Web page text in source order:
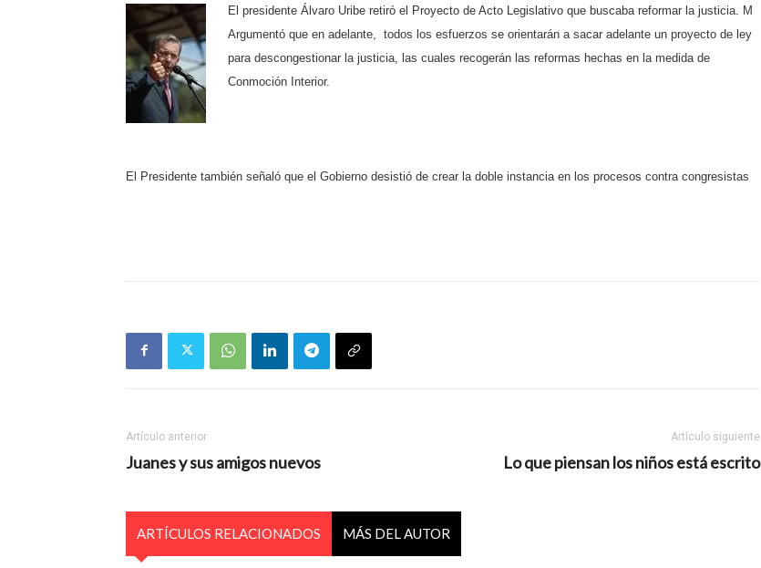
El presidente Álvaro Uribe retiró el Proyecto de Acto Legislativo que buscaba reformar la justicia. M
Argumentó que en adelante,
todos los esfuerzos se orientarán a sacar adelante un proyecto de ley
para descongestionar la justicia, las cuales recogerán las reformas hechas en la medida de
Conmoción Interior.
El Presidente también señaló que el Gobierno desistió de crear la doble instancia en los procesos contra congresistas
Artículo anterior
Juanes y sus amigos nuevos
Artículo siguiente
Lo que piensan los niños está escrito
ARTÍCULOS RELACIONADOS MÁS DEL AUTOR